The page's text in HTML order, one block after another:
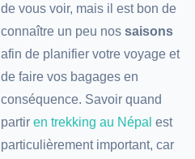
de vous voir, mais il est bon de
connaître un peu nos saisons
afin de planifier votre voyage et
de faire vos bagages en
conséquence. Savoir quand
partir en trekking au Népal est
particulièrement important, car